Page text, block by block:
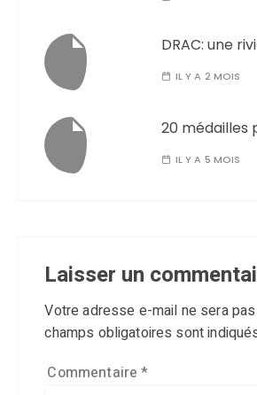
DRAC: une
IL Y A 2 MOIS
20 médailles
IL Y A 5 MOIS
Laisser un
Votre adresse e-mail ne sera
champs obligatoires sont
Commentaire*